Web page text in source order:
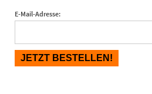
E-Mail-Adresse: